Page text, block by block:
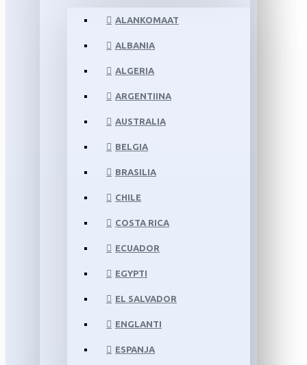
ALANKOMAAT
ALBANIA
ALGERIA
ARGENTIINA
AUSTRALIA
BELGIA
BRASILIA
CHILE
COSTA RICA
ECUADOR
EGYPTI
EL SALVADOR
ENGLANTI
ESPANJA